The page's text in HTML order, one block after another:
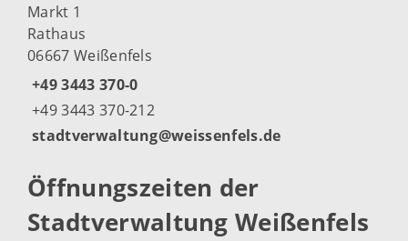
Markt 1
Rathaus
06667 Weißenfels
+49 3443 370-0
+49 3443 370-212
stadtverwaltung@weissenfels.de
Öffnungszeiten der
Stadtverwaltung Weißenfels